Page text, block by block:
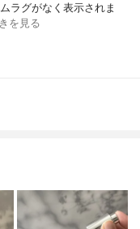
ラグがなく表示されま
を見る